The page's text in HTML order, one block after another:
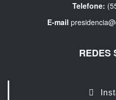
Telefone:
E-mail
REDES